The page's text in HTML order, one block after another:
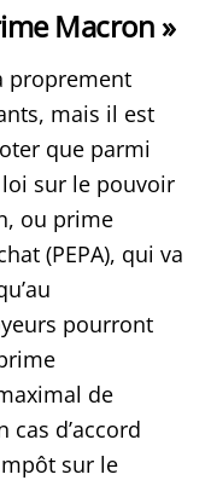
Macron »
proprement
mais il est
que parmi
sur le pouvoir
ou prime
(PEPA), qui va
pourront
de
cas d’accord
sur le